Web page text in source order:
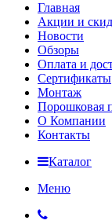
Главная
Акции и
Новости
Обзоры
Оплата и
Сертификаты
Монтаж
Порошковая
О Компании
Контакты
Каталог
Меню